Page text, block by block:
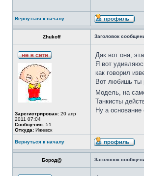
Вернуться к началу
Zhukoff Заголовок
Зарегистрирован: 20 апр
2011 07:04
Сообщения: 51
Откуда: Ижевск
Дак вот она,
Я вот
как говорил
Вот любишь ты
Модель, на
Танкисты
Ну а основание
Вернуться к началу
Бород@ Заголовок